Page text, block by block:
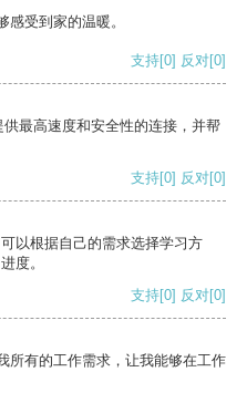
受到家的温暖。
支持[0] 反对[0]
最高速度和安全性的连接，并帮
支持[0] 反对[0]
以根据自己的需求选择学习方
度。
支持[0] 反对[0]
所有的工作需求，让我能够在工作